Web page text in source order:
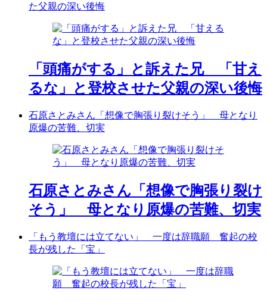
た父親の深い後悔
「頭痛がする」と訴えた兄 「甘え
るな」と登校させた父親の深い後悔
石原さとみさん「想像で胸張り裂けそう」 母となり
原爆の苦難、切実
石原さとみさん「想像で胸張り裂け
そう」 母となり原爆の苦難、切実
「もう教壇には立てない」 一度は辞職願 奮起の校
長が残した「宝」